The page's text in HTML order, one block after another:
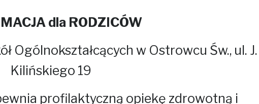
dla RODZICÓW
w Ostrowcu Św., ul. J.
Kilińskiego 19
profilaktyczną opiekę zdrowotną i